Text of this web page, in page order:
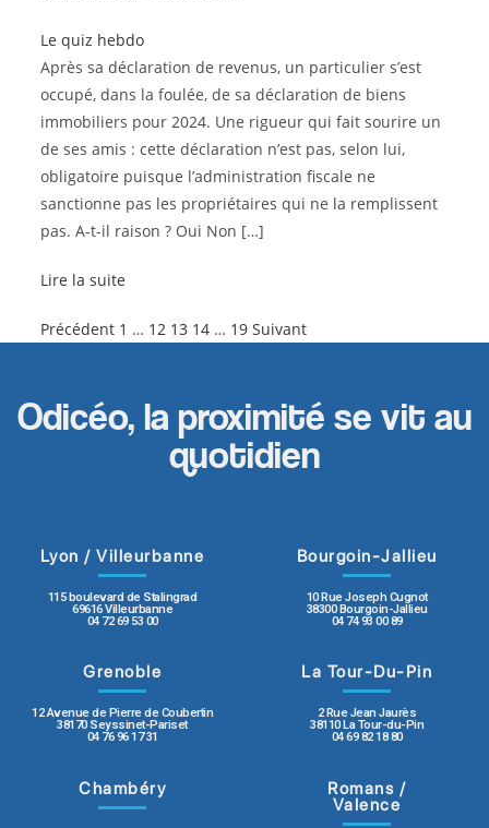
Le quiz hebdo
Après sa déclaration de revenus, un particulier s’est
occupé, dans la foulée, de sa déclaration de biens
immobiliers pour 2024. Une rigueur qui fait sourire un
de ses amis : cette déclaration n’est pas, selon lui,
obligatoire puisque l’administration fiscale ne
sanctionne pas les propriétaires qui ne la remplissent
pas. A-t-il raison ? Oui Non […]
Lire la suite
Précédent 1 … 12 13 14 … 19 Suivant
Odicéo, la proximité se vit au
quotidien
Lyon / Villeurbanne
115 boulevard de Stalingrad
69616 Villeurbanne
04 72 69 53 00
Bourgoin-Jallieu
10 Rue Joseph Cugnot
38300 Bourgoin-Jallieu
04 74 93 00 89
Grenoble
12 Avenue de Pierre de Coubertin
38170 Seyssinet-Pariset
04 76 96 17 31
La Tour-Du-Pin
2 Rue Jean Jaurès
38110 La Tour-du-Pin
04 69 82 18 80
Chambéry Romans /
Valence